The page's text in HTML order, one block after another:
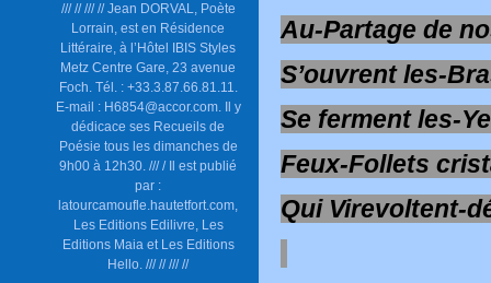
/// // /// // Jean DORVAL, Poète
Lorrain, est en Résidence
Littéraire, à l’Hôtel IBIS Styles
Metz Centre Gare, 23 avenue
Foch. Tél. : +33.3.87.66.81.11.
E-mail : H6854@accor.com. Il y
dédicace ses Recueils de
Poésie tous les dimanches de
9h00 à 12h30. /// / Il est publié
par :
latourcamoufle.hautetfort.com,
Les Editions Edilivre, Les
Editions Maia et Les Editions
Hello. /// // /// //
Au-Partage de
S’ouvrent les-
Se ferment les-
Feux-Follets
Qui Virevoltent-